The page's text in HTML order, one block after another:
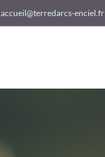
accueil@terredarcs-enciel.fr